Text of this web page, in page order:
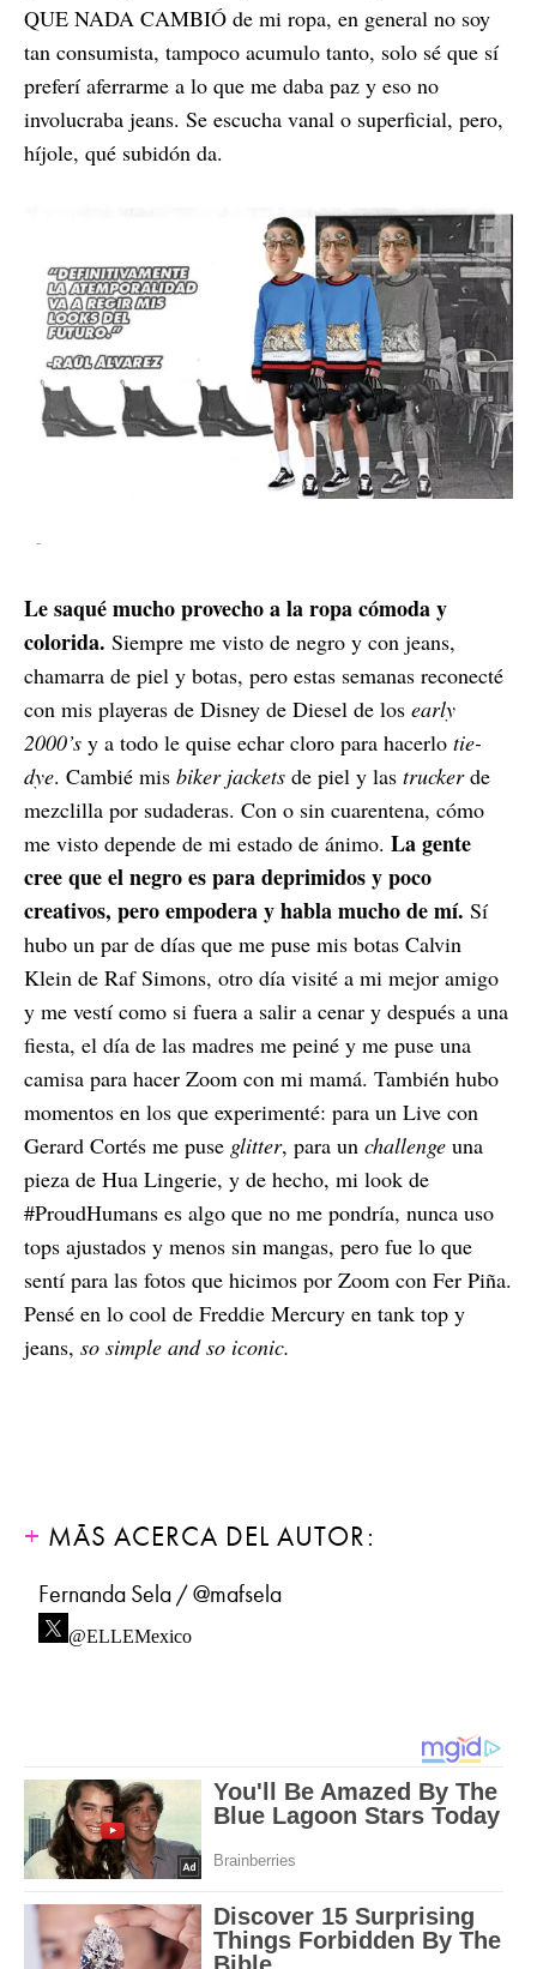
QUE NADA CAMBIÓ de mi ropa, en general no soy
tan consumista, tampoco acumulo tanto, solo sé que sí
preferí aferrarme a lo que me daba paz y eso no
involucraba jeans. Se escucha vanal o superficial, pero,
híjole, qué subidón da.
-
Le saqué mucho provecho a la ropa cómoda y
colorida. Siempre me visto de negro y con jeans,
chamarra de piel y botas, pero estas semanas reconecté
con mis playeras de Disney de Diesel de los early
2000’s y a todo le quise echar cloro para hacerlo tie-
dye. Cambié mis biker jackets de piel y las truckerde
mezclilla por sudaderas. Con o sin cuarentena, cómo
me visto depende de mi estado de ánimo. La gente
cree que el negro es para deprimidos y poco
creativos, pero empodera y habla mucho de mí. Sí
hubo un par de días que me puse mis botas Calvin
Klein de Raf Simons, otro día visité a mi mejor amigo
y me vestí como si fuera a salir a cenar y después a una
fiesta, el día de las madres me peiné y me puse una
camisa para hacer Zoom con mi mamá. También hubo
momentos en los que experimenté: para un Live con
Gerard Cortés me puse glitter, para un challenge una
pieza de Hua Lingerie, y de hecho, mi look de
#ProudHumans es algo que no me pondría, nunca uso
tops ajustados y menos sin mangas, pero fue lo que
sentí para las fotos que hicimos por Zoom con Fer Piña.
Pensé en lo cool de Freddie Mercury en tank top y
jeans, so simple and so iconic.
MÁS ACERCA DEL AUTOR:
Fernanda Sela / @mafsela
@ELLEMexico